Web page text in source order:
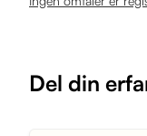
Del din